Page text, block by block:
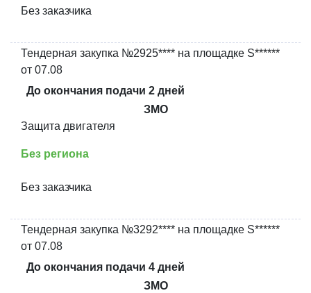
Без заказчика
Тендерная закупка №2925**** на площадке S******
от 07.08
До окончания подачи 2 дней
ЗМО
Защита двигателя
Без региона
Без заказчика
Тендерная закупка №3292**** на площадке S******
от 07.08
До окончания подачи 4 дней
ЗМО